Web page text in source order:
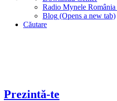
Radio Mynele România
Blog (Opens a new tab)
Căutare
Prezintă-te